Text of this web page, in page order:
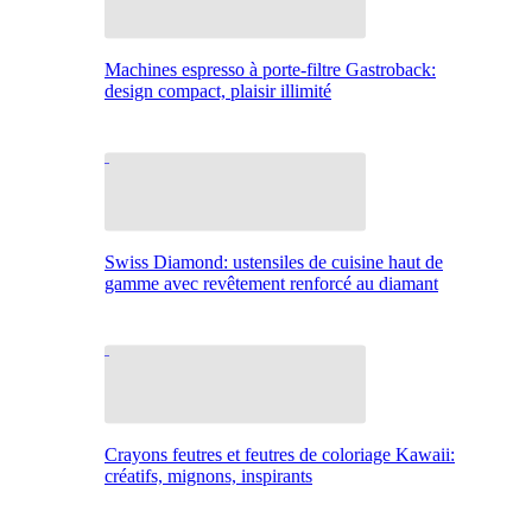
Machines espresso à porte-filtre Gastroback:
design compact, plaisir illimité
Swiss Diamond: ustensiles de cuisine haut de
gamme avec revêtement renforcé au diamant
Crayons feutres et feutres de coloriage Kawaii:
créatifs, mignons, inspirants